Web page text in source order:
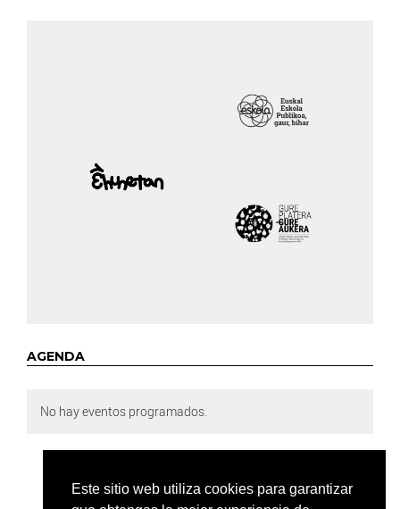
Este sitio web utiliza cookies para garantizar
AGENDA
No hay eventos programados.